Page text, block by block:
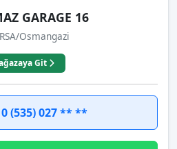
GARAGE 16
Osmangazi
Git
0 (535) 027 ** **